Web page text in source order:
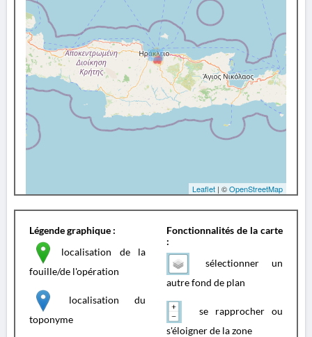
Leaflet | ©OpenStreetMap
Légende graphique :
localisation de la
fouille/de l'opération
localisation du
toponyme
Fonctionnalités de la carte
:
sélectionner un
autre fond de plan
se rapprocher ou
s'éloigner de la zone